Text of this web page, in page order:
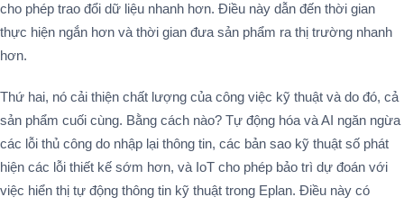
cho phép trao đổi dữ liệu nhanh hơn. Điều này dẫn đến thời gian
thực hiện ngắn hơn và thời gian đưa sản phẩm ra thị trường nhanh
hơn.
Thứ hai, nó cải thiện chất lượng của công việc kỹ thuật và do đó, cả
sản phẩm cuối cùng. Bằng cách nào? Tự động hóa và AI ngăn ngừa
các lỗi thủ công do nhập lại thông tin, các bản sao kỹ thuật số phát
hiện các lỗi thiết kế sớm hơn, và IoT cho phép bảo trì dự đoán với
việc hiển thị tự động thông tin kỹ thuật trong Eplan. Điều này có